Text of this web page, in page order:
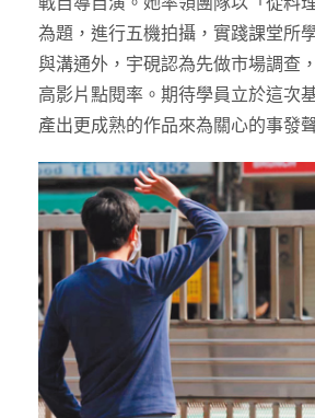
為題，進行五機拍攝，實踐課堂所
與溝通外，宇硯認為先做市場調查
高影片點閱率。期待學員立於這次
產出更成熟的作品來為關心的事發